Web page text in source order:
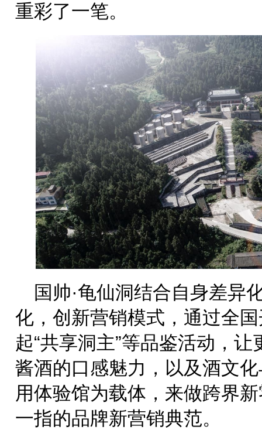
重彩了一笔。
国帅·龟仙洞结合自身差异
化，创新营销模式，通过全
起“共享洞主”等品鉴活动，
酱酒的口感魅力，以及酒文
用体验馆为载体，来做跨界
一指的品牌新营销典范。